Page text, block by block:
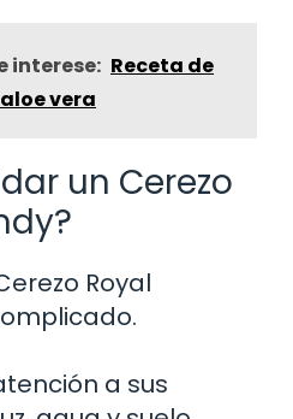
interese: Receta de
vera
un Cerezo
Royal
a sus